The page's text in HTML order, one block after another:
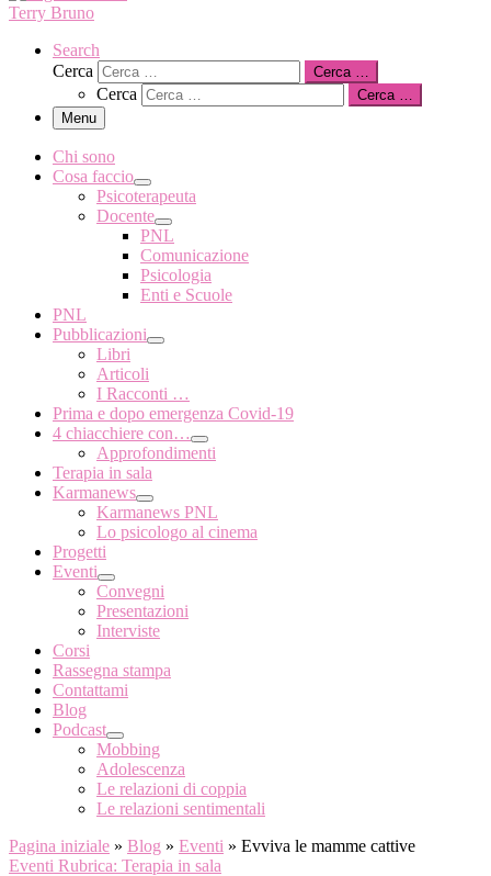
Terry Bruno
Search
Cerca
Cerca …
Cerca
Cerca …
Menu
Chi sono
Cosa faccio
Psicoterapeuta
Docente
PNL
Comunicazione
Psicologia
Enti e Scuole
PNL
Pubblicazioni
Libri
Articoli
I Racconti …
Prima e dopo emergenza Covid-19
4 chiacchiere con…
Approfondimenti
Terapia in sala
Karmanews
Karmanews PNL
Lo psicologo al cinema
Progetti
Eventi
Convegni
Presentazioni
Interviste
Corsi
Rassegna stampa
Contattami
Blog
Podcast
Mobbing
Adolescenza
Le relazioni di coppia
Le relazioni sentimentali
Pagina iniziale » Blog » Eventi » Evviva le mamme cattive
Eventi Rubrica: Terapia in sala